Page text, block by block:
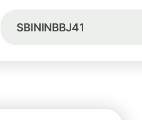
SBININBBJ41